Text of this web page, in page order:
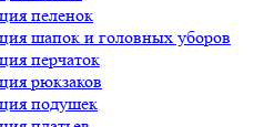
пеленок
шапок и головных уборов
перчаток
рюкзаков
подушек